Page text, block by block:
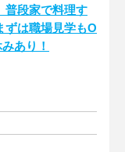
普段家で料理す
は職場見学もO
あり！